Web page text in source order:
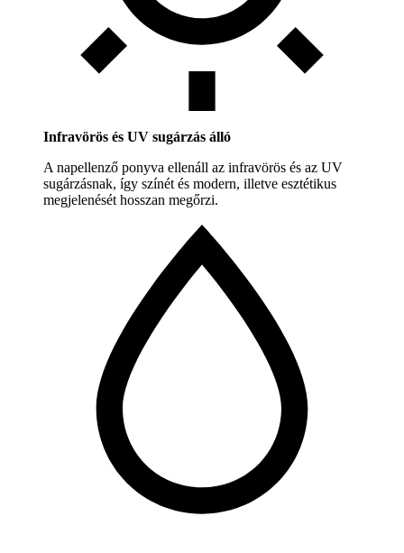
Infravörös és UV sugárzás álló
A napellenző ponyva ellenáll az infravörös és az UV
sugárzásnak, így színét és modern, illetve esztétikus
megjelenését hosszan megőrzi.